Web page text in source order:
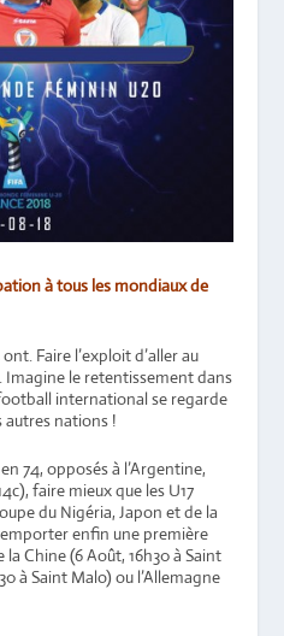
à tous les mondiaux de
Faire l’exploit d’aller au
le retentissement dans
international se regarde
autres nations !
74, opposés à l’Argentine,
faire mieux que les U17
du Nigéria, Japon et de la
enfin une première
Chine (6 Août, 16h30 à Saint
à Saint Malo) ou l’Allemagne